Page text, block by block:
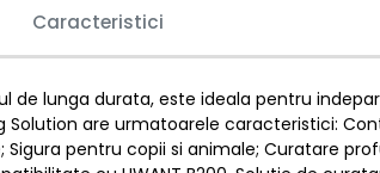
Caracteristici
lunga durata, este ideala pentru
Solution are urmatoarele caracteristici:
pentru copii si animale; Curatare